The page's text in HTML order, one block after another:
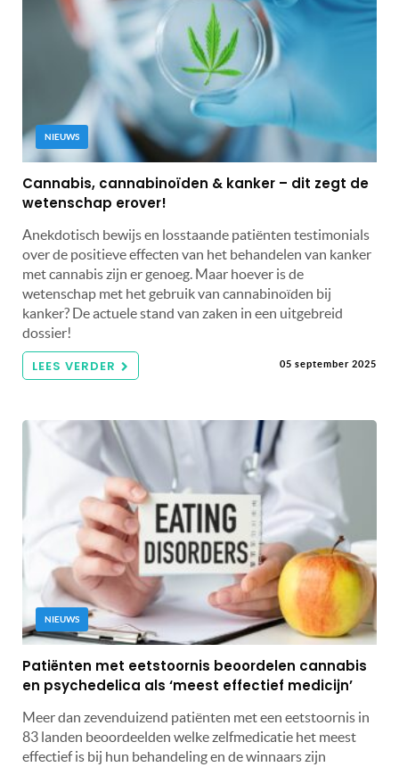
NIEUWS
Cannabis, cannabinoïden & kanker – dit zegt de
wetenschap erover!
Anekdotisch bewijs en losstaande patiënten testimonials
over de positieve effecten van het behandelen van kanker
met cannabis zijn er genoeg. Maar hoever is de
wetenschap met het gebruik van cannabinoïden bij
kanker? De actuele stand van zaken in een uitgebreid
dossier!
LEES VERDER 05 september 2025
NIEUWS
Patiënten met eetstoornis beoordelen cannabis
en psychedelica als ‘meest effectief medicijn’
Meer dan zevenduizend patiënten met een eetstoornis in
83 landen beoordeelden welke zelfmedicatie het meest
effectief is bij hun behandeling en de winnaars zijn